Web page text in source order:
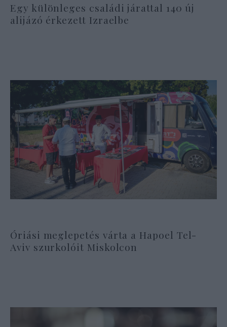
Egy különleges családi járattal 140 új
alijázó érkezett Izraelbe
Óriási meglepetés várta a Hapoel Tel-
Aviv szurkolóit Miskolcon